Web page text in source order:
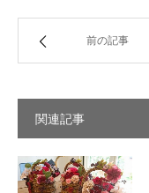
前の記事
関連記事